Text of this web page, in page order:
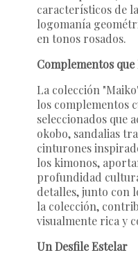
característicos de
logomanía
en tonos rosados.
Complementos
La colección
los complementos
seleccionados que
okobo, sandalias
cinturones
los kimonos,
profundidad
detalles, junto con
la colección,
visualmente rica y
Un Desfile Estelar